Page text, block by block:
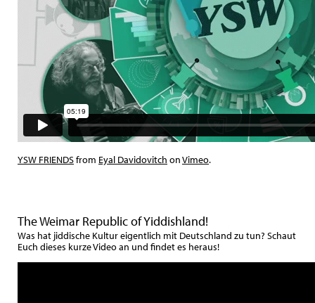
YSW FRIENDSfrom Eyal Davidovitch onVimeo.
The Weimar Republic of Yiddishland!
Was hat jiddische Kultur eigentlich mit Deutschland zu tun? Schaut
Euch dieses kurze Video an und findet es heraus!